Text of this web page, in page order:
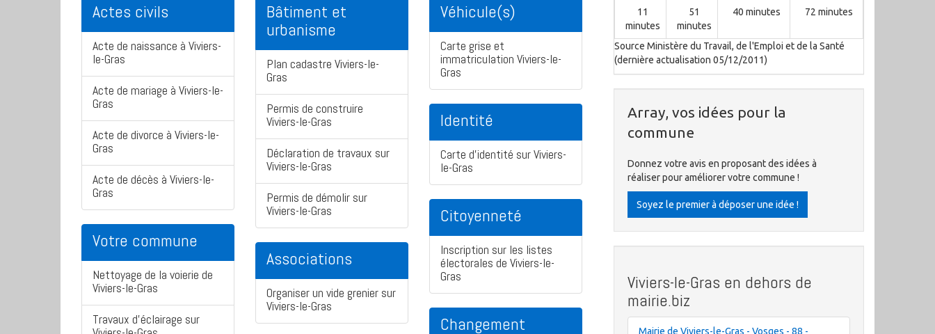
Actes civils
Acte de naissance à Viviers-
le-Gras
Acte de mariage à Viviers-le-
Gras
Acte de divorce à Viviers-le-
Gras
Acte de décès à Viviers-le-
Gras
Votre commune
Nettoyage de la voierie de
Viviers-le-Gras
Travaux d'éclairage sur
Bâtiment et
urbanisme
Plan cadastre Viviers-le-
Gras
Permis de construire
Viviers-le-Gras
Déclaration de travaux sur
Viviers-le-Gras
Permis de démolir sur
Viviers-le-Gras
Associations
Organiser un vide grenier sur
Viviers-le-Gras
Véhicule(s)
Carte grise et
immatriculation Viviers-le-
Gras
Identité
Carte d'identité sur Viviers-
le-Gras
Citoyenneté
Inscription sur les listes
électorales de Viviers-le-
Gras
Changement
11
minutes
51
minutes
40 minutes 72 minutes
Source Ministère du Travail, de l'Emploi et de la Santé
(dernière actualisation 05/12/2011)
Array, vos idées pour la
commune
Donnez votre avis en proposant des idées à
réaliser pour améliorer votre commune !
Soyez le premier à déposer une idée !
Viviers-le-Gras en dehors de
mairie.biz
Mairie de Viviers-le-Gras - Vosges - 88 -